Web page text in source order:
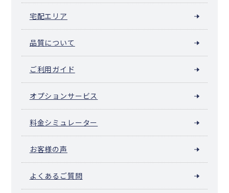
宅配エリア
品質について
ご利用ガイド
オプションサービス
料金シミュレーター
お客様の声
よくあるご質問